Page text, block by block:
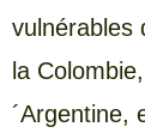
vulnérables
la
´Argentine,